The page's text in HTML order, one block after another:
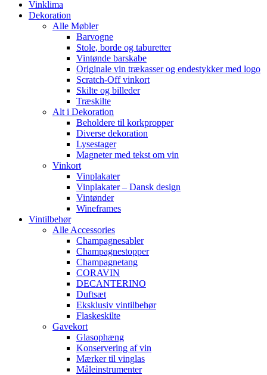
Vinklima
Dekoration
Alle Møbler
Barvogne
Stole, borde og taburetter
Vintønde barskabe
Originale vin trækasser og endestykker med logo
Scratch-Off vinkort
Skilte og billeder
Træskilte
Alt i Dekoration
Beholdere til korkpropper
Diverse dekoration
Lysestager
Magneter med tekst om vin
Vinkort
Vinplakater
Vinplakater – Dansk design
Vintønder
Wineframes
Vintilbehør
Alle Accessories
Champagnesabler
Champagnestopper
Champagnetang
CORAVIN
DECANTERINO
Duftsæt
Eksklusiv vintilbehør
Flaskeskilte
Gavekort
Glasophæng
Konservering af vin
Mærker til vinglas
Måleinstrumenter